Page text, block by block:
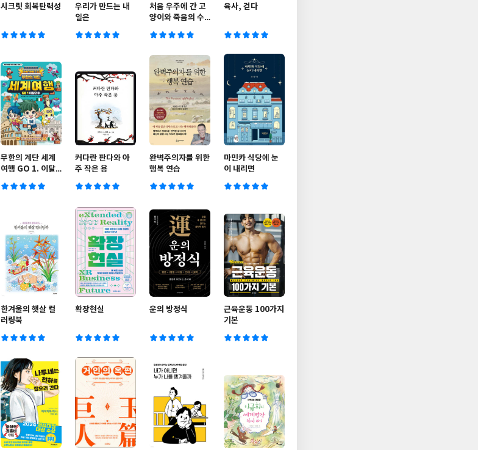
시크릿 회복탄력성
우리가 만드는 내
일은
처음 우주에 간 고
양이와 죽음의 수
육사, 걷다
무한의 계단 세계
여행 GO 1. 이탈
커다란 판다와 아
주 작은 용
완벽주의자를 위한
행복 연습
마민카 식당에 눈
이 내리면
한겨울의 햇살 컬
러링북
확장현실 운의 방정식
근육운동 100가지
기본